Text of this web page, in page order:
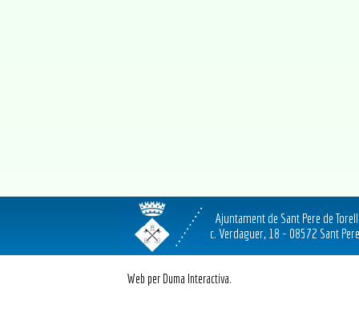
Ajuntament de Sant Pere de
c. Verdaguer, 18 - 08572 Sant
Web per Duma Interactiva.